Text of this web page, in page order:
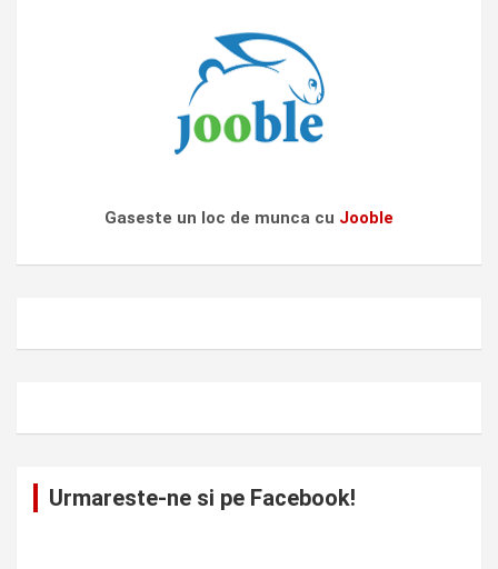
Gaseste un loc de munca cu Jooble
Urmareste-ne si pe Facebook!